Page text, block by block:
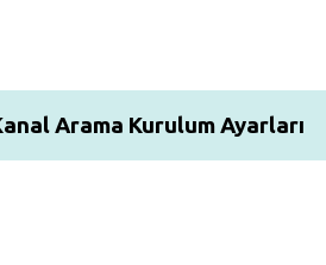
Arama Kurulum Ayarları